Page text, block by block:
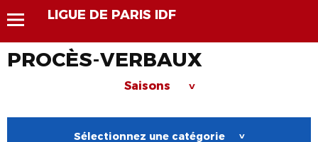
LIGUE DE PARIS IDF
PROCÈS-VERBAUX
Saisons >
Sélectionnez une catégorie >